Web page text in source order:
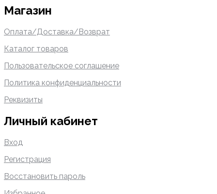
Магазин
Оплата/Доставка/Возврат
Каталог товаров
Пользовательское соглашение
Политика конфиденциальности
Реквизиты
Личный кабинет
Вход
Регистрация
Восстановить пароль